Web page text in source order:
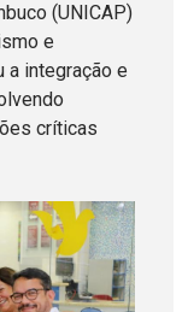
(UNICAP)
e
a integração e
críticas